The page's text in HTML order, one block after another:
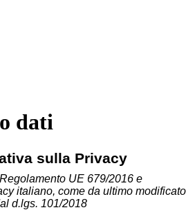
dati
sulla Privacy
UE 679/2016 e
italiano, come da ultimo modificato
d.lgs. 101/2018